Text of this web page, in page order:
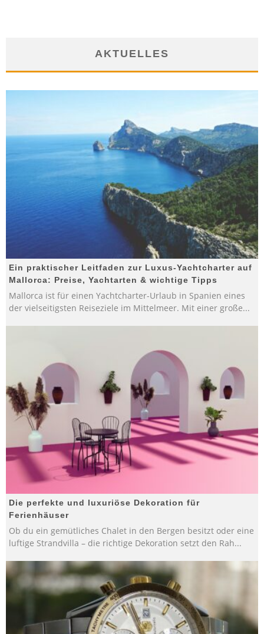
AKTUELLES
Ein praktischer Leitfaden zur Luxus-Yachtcharter auf
Mallorca: Preise, Yachtarten & wichtige Tipps
Mallorca ist für einen Yachtcharter-Urlaub in Spanien eines
der vielseitigsten Reiseziele im Mittelmeer. Mit einer große...
Die perfekte und luxuriöse Dekoration für
Ferienhäuser
Ob du ein gemütliches Chalet in den Bergen besitzt oder eine
luftige Strandvilla – die richtige Dekoration setzt den Rah...